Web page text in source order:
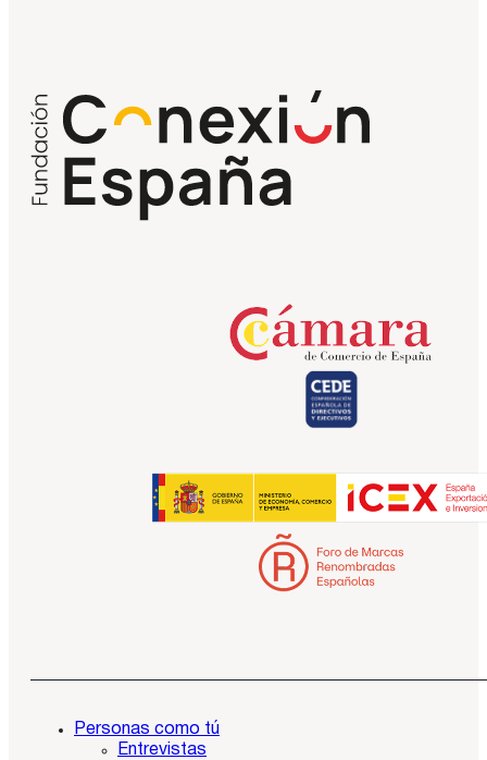
Personas como tú
Entrevistas